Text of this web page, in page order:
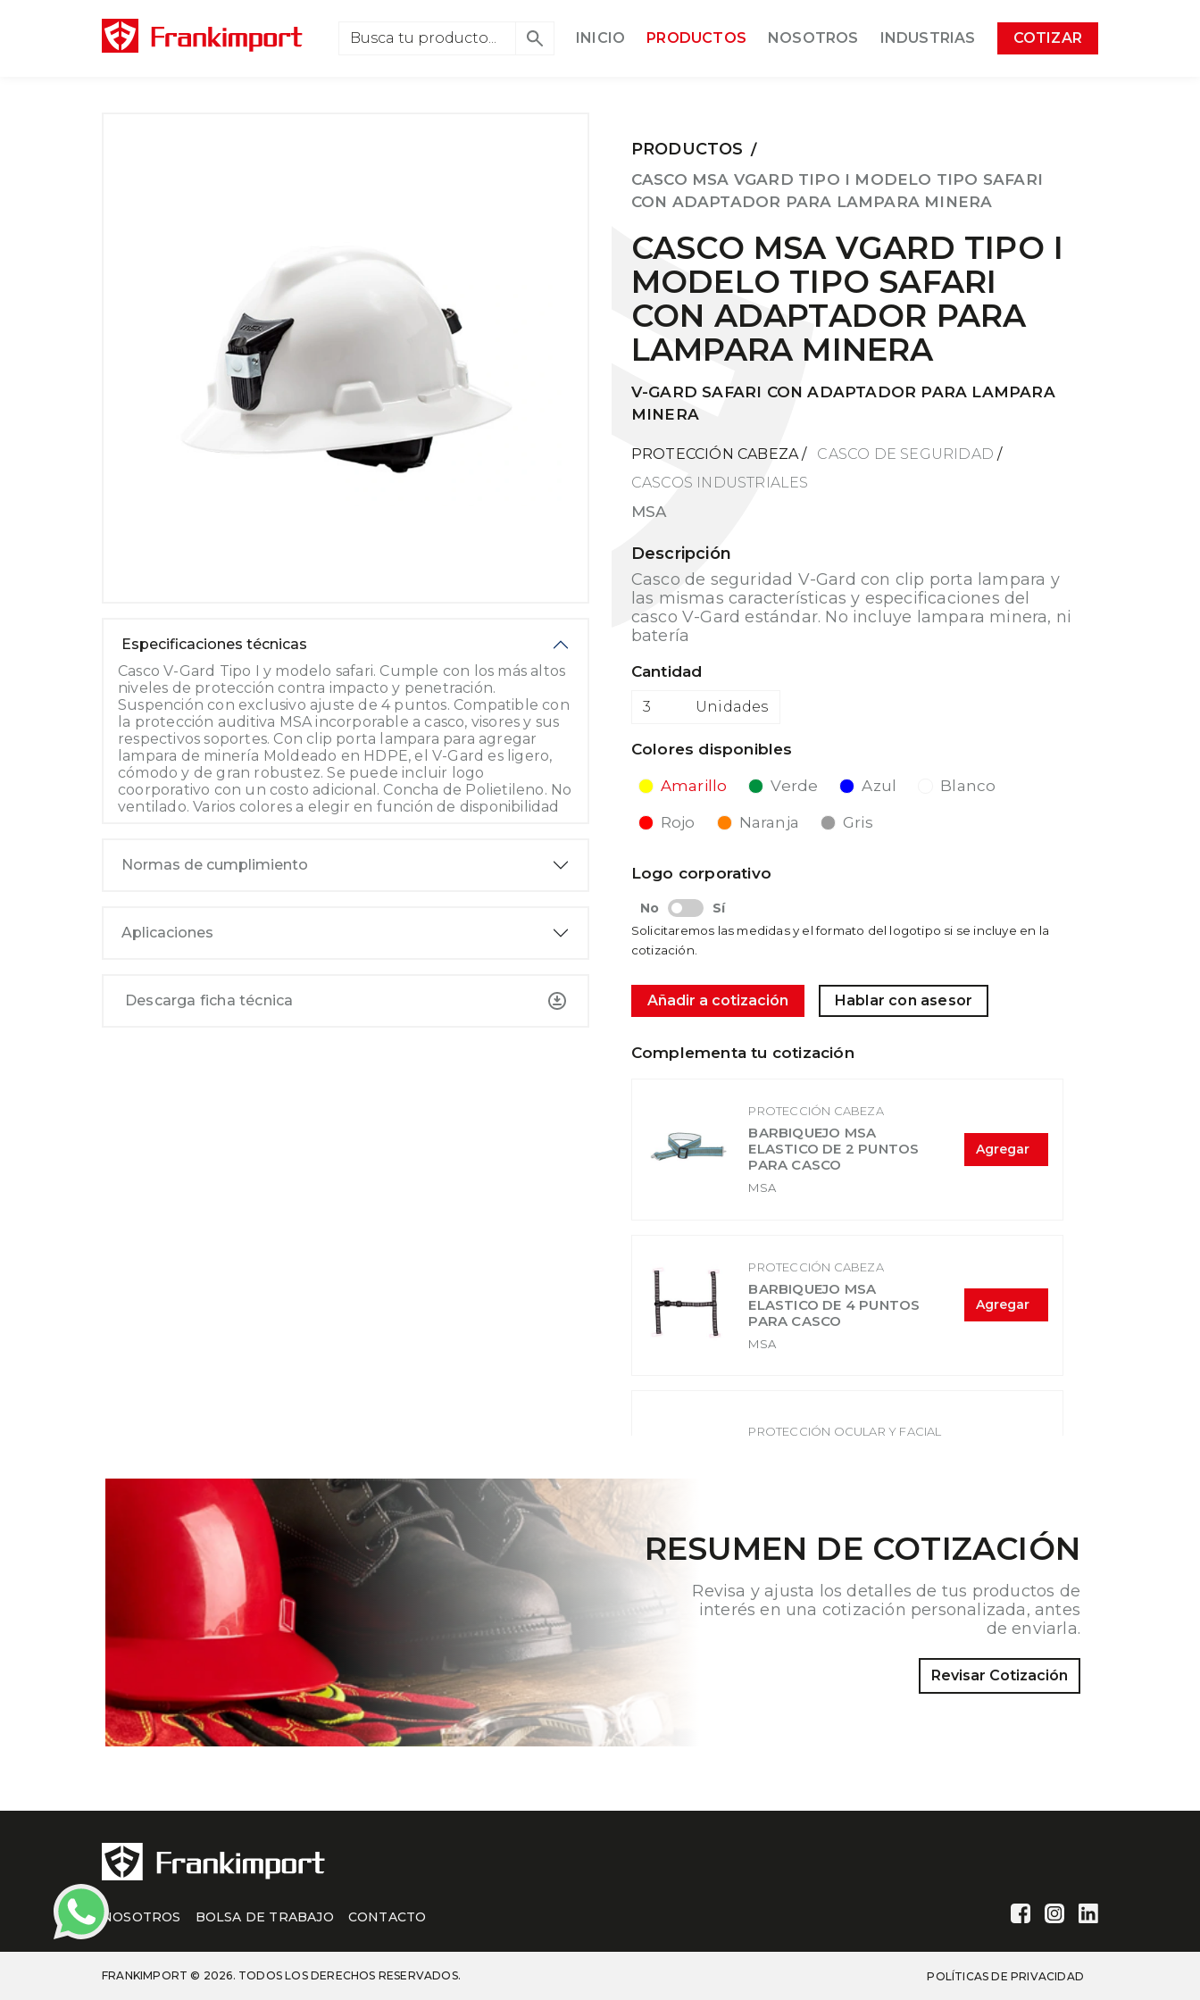
INICIO PRODUCTOS NOSOTROS INDUSTRIAS COTIZAR
Especificaciones técnicas
Casco V-Gard Tipo I y modelo safari. Cumple con los más altos
niveles de protección contra impacto y penetración.
Suspención con exclusivo ajuste de 4 puntos. Compatible con
la protección auditiva MSA incorporable a casco, visores y sus
respectivos soportes. Con clip porta lampara para agregar
lampara de minería Moldeado en HDPE, el V-Gard es ligero,
cómodo y de gran robustez. Se puede incluir logo
coorporativo con un costo adicional. Concha de Polietileno. No
ventilado. Varios colores a elegir en función de disponibilidad
Normas de cumplimiento
Aplicaciones
Descarga ficha técnica
PRODUCTOS /
CASCO MSA VGARD TIPO I MODELO TIPO SAFARI
CON ADAPTADOR PARA LAMPARA MINERA
CASCO MSA VGARD TIPO I
MODELO TIPO SAFARI
CON ADAPTADOR PARA
LAMPARA MINERA
V-GARD SAFARI CON ADAPTADOR PARA LAMPARA
MINERA
PROTECCIÓN CABEZA / CASCO DE SEGURIDAD /
CASCOS INDUSTRIALES
MSA
Descripción
Casco de seguridad V-Gard con clip porta lampara y
las mismas características y especificaciones del
casco V-Gard estándar. No incluye lampara minera, ni
batería
Cantidad
Unidades
Colores disponibles
Amarillo Verde Azul Blanco
Rojo Naranja Gris
Logo corporativo
No Sí
Solicitaremos las medidas y el formato del logotipo si se incluye en la
cotización.
Añadir a cotización Hablar con asesor
Complementa tu cotización
PROTECCIÓN CABEZA
BARBIQUEJO MSA
ELASTICO DE 2 PUNTOS
PARA CASCO
MSA
Agregar
PROTECCIÓN CABEZA
BARBIQUEJO MSA
ELASTICO DE 4 PUNTOS
PARA CASCO
MSA
Agregar
PROTECCIÓN OCULAR Y FACIAL
PROTECCIÓN OCULAR Y FACIAL
PROTECTOR DE MENTÓN
Agregar
RESUMEN DE COTIZACIÓN
Revisa y ajusta los detalles de tus productos de
interés en una cotización personalizada, antes
de enviarla.
Revisar Cotización
NOSOTROS BOLSA DE TRABAJO CONTACTO
FRANKIMPORT © 2026. TODOS LOS DERECHOS RESERVADOS. POLÍTICAS DE PRIVACIDAD